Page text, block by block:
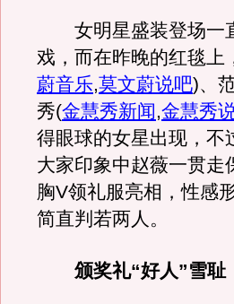
女明星盛装登场一
戏，而在昨晚的红毯上
蔚音乐,莫文蔚说吧)、
秀(金慧秀新闻,金慧秀
得眼球的女星出现，不
大家印象中赵薇一贯走
胸V领礼服亮相，性感
简直判若两人。
颁奖礼“好人”雪耻